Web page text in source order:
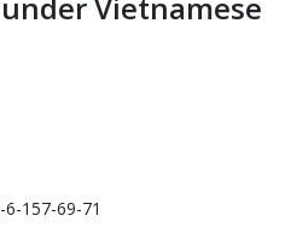
157-69-71